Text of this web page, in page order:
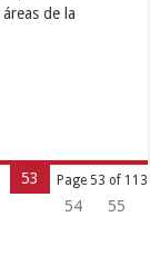
de la
Page 53 of 113
53
54
55